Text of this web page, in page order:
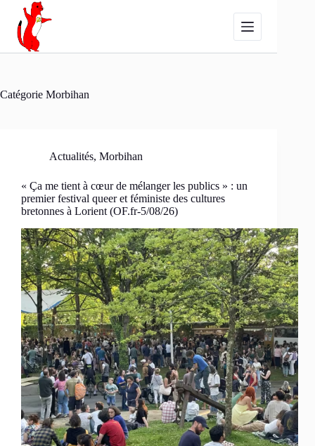
Passer
contenu
Catégorie Morbihan
Actualités, Morbihan
« Ça me tient à cœur de mélanger les publics » : un
premier festival queer et féministe des cultures
bretonnes à Lorient (OF.fr-5/08/26)